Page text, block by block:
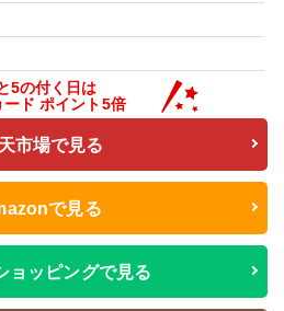
市場で見る
で見る
ョッピングで見る